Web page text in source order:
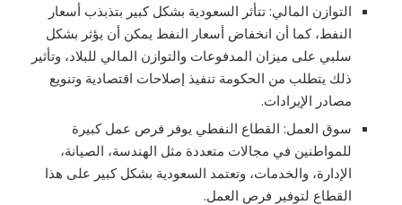
التوازن المالي: تتأثر السعودية بشكل كبير بتذبذب أسعار
النفط، كما أن انخفاض أسعار النفط يمكن أن يؤثر بشكل
سلبي على ميزان المدفوعات والتوازن المالي للبلاد، وتأثير
ذلك يتطلب من الحكومة تنفيذ إصلاحات اقتصادية وتنويع
مصادر الإيرادات.
سوق العمل: القطاع النفطي يوفر فرص عمل كبيرة
للمواطنين في مجالات متعددة مثل الهندسة، الصيانة،
الإدارة، والخدمات، وتعتمد السعودية بشكل كبير على هذا
القطاع لتوفير فرص العمل.